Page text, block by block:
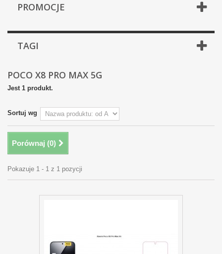
PROMOCJE
TAGI
POCO X8 PRO MAX 5G
Jest 1 produkt.
Sortuj wg
Porównaj (0)
Pokazuje 1 - 1 z 1 pozycji